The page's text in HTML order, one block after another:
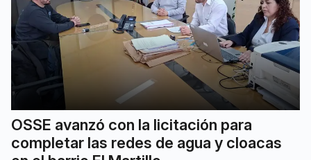
OSSE avanzó con la licitación para
completar las redes de agua y cloacas